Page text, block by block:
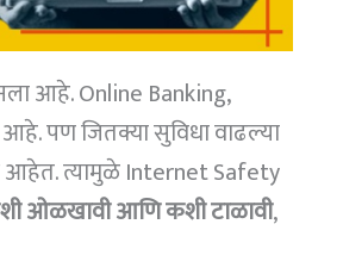
आहे. Online Banking,
पण जितक्या सुविधा वाढल्या
आहेत. त्यामुळे Internet Safety
ओळखावी आणि कशी टाळावी,